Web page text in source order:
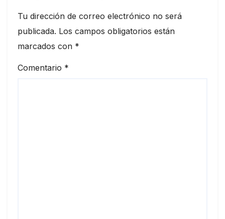
Tu dirección de correo electrónico no será
publicada. Los campos obligatorios están
marcados con *
Comentario *